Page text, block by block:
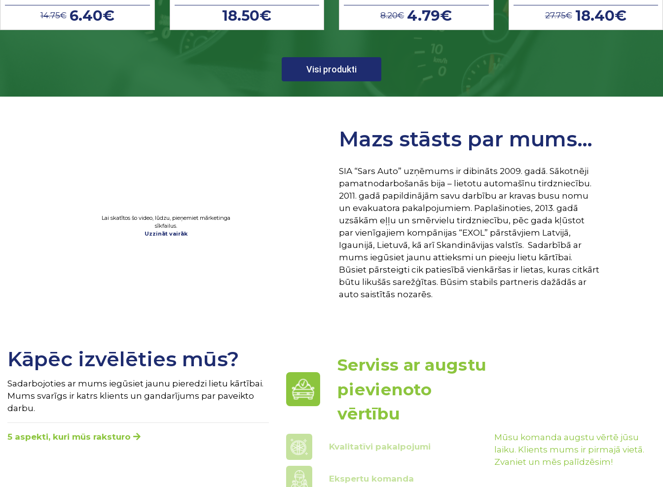
14.75€ 6.40€ 18.50€ 8.20€ 4.79€ 27.75€ 18.40€
Visi produkti
Lai skatītos šo video, lūdzu, pieņemiet mārketinga
sīkfailus.
Uzzināt vairāk
Mazs stāsts par mums…
SIA “Sars Auto” uzņēmums ir dibināts 2009. gadā. Sākotnēji
pamatnodarbošanās bija – lietotu automašīnu tirdzniecību.
2011. gadā papildinājām savu darbību ar kravas busu nomu
un evakuatora pakalpojumiem. Paplašinoties, 2013. gadā
uzsākām eļļu un smērvielu tirdzniecību, pēc gada kļūstot
par vienīgajiem kompānijas “EXOL” pārstāvjiem Latvijā,
Igaunijā, Lietuvā, kā arī Skandināvijas valstīs. Sadarbībā ar
mums iegūsiet jaunu attieksmi un pieeju lietu kārtībai.
Būsiet pārsteigti cik patiesībā vienkāršas ir lietas, kuras citkārt
būtu likušās sarežģītas. Būsim stabils partneris dažādās ar
auto saistītās nozarēs.
Kāpēc izvēlēties mūs?
Sadarbojoties ar mums iegūsiet jaunu pieredzi lietu kārtībai.
Mums svarīgs ir katrs klients un gandarījums par paveikto
darbu.
5 aspekti, kuri mūs raksturo
Serviss ar augstu
pievienoto
vērtību
Kvalitatīvi pakalpojumi
Ekspertu komanda
Mūsu komanda augstu vērtē jūsu
laiku. Klients mums ir pirmajā vietā.
Zvaniet un mēs palīdzēsim!